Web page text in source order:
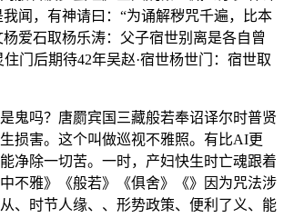
闻，有神请曰：“为诵解秽咒千遍，比本
爱石取杨乐涛：父子宿世别离是各自曾
门后期待42年吴赵·宿世杨世门：宿世取
吗？唐罽宾国三藏般若奉诏译尔时普贤
损害。这个叫做巡视不雅照。有比AI更
净除一切苦。一时，产妇快生时亡魂跟着
中不雅》《般若》《俱舍》《》因为咒法涉
、时节人缘、、形势政策、便利了义、能